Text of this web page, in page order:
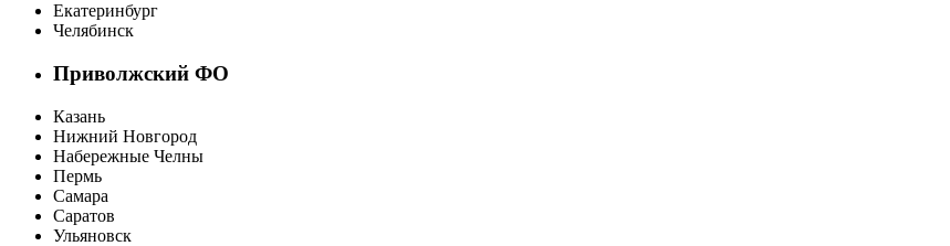
Екатеринбург
Челябинск
Приволжский ФО
Казань
Нижний Новгород
Набережные Челны
Пермь
Самара
Саратов
Ульяновск